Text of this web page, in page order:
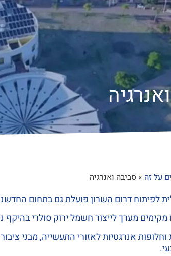
על זה » סביבה ואנרגיה
לפיתוח דרום השרון פועלת גם בתחום
מקימים מערך לייצור חשמל ירוק סולרי
אנרגטיות לאזורי התעשייה, מבני